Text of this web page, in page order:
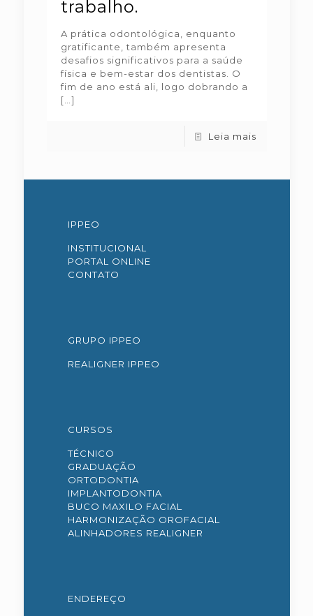
trabalho.
A prática odontológica, enquanto
gratificante, também apresenta
desafios significativos para a saúde
física e bem-estar dos dentistas. O
fim de ano está ali, logo dobrando a
[…]
Leia mais
IPPEO
INSTITUCIONAL
PORTAL ONLINE
CONTATO
GRUPO IPPEO
REALIGNER IPPEO
CURSOS
TÉCNICO
GRADUAÇÃO
ORTODONTIA
IMPLANTODONTIA
BUCO MAXILO FACIAL
HARMONIZAÇÃO OROFACIAL
ALINHADORES REALIGNER
ENDEREÇO